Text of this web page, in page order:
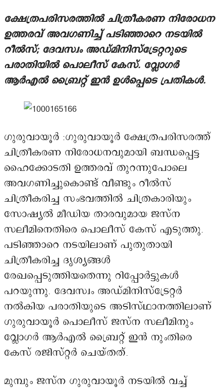
ക്ഷേത്രപരിസരത്തിൽ ചിത്രീകരണ നിരോധന
ഉത്തരവ് അവഗണിച്ച് പടിഞ്ഞാറെ നടയിൽ
റീൽസ്; ദേവസ്വം അഡ്മിനിസ്ട്രേറ്ററുടെ
പരാതിയിൽ പൊലീസ് കേസ്. വ്ലോഗർ
ആർഎൽ ബ്രൈറ്റ് ഇൻ ഉൾപ്പെടെ പ്രതികൾ.
ഗുരുവായൂർ :ഗുരുവായൂർ ക്ഷേത്രപരിസരത്ത്
ചിത്രീകരണ നിരോധനവുമായി ബന്ധപ്പെട്ട
ഹൈക്കോടതി ഉത്തരവ് തുറന്നുപോലെ
അവഗണിച്ചുകൊണ്ട് വീണ്ടും റീൽസ്
ചിത്രീകരിച്ച സംഭവത്തിൽ ചിത്രകാരിയും
സോഷ്യൽ മീഡിയ താരവുമായ ജസ്ന
സലീമിനെതിരെ പൊലീസ് കേസ് എടുത്തു.
പടിഞ്ഞാറെ നടയിലാണ് പുതുതായി
ചിത്രീകരിച്ച ദൃശ്യങ്ങൾ
രേഖപ്പെടുത്തിയതെന്നു റിപ്പോർട്ടുകൾ
പറയുന്നു. ദേവസ്വം അഡ്മിനിസ്ട്രേറ്റർ
നൽകിയ പരാതിയുടെ അടിസ്ഥാനത്തിലാണ്
ഗുരുവായൂർ പൊലീസ് ജസ്ന സലീമിനും
വ്ലോഗർ ആർഎൽ ബ്രൈറ്റ് ഇൻ നുംതിരെ
കേസ് രജിസ്റ്റർ ചെയ്തത്.
മുമ്പും ജസ്ന ഗുരുവായൂർ നടയിൽ വച്ച്